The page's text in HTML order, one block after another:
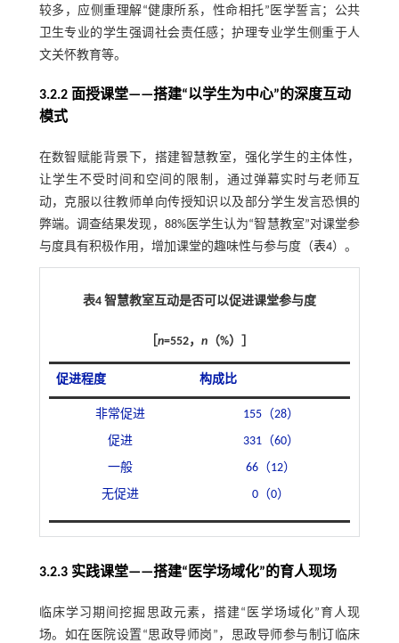
较多，应侧重理解“健康所系，性命相托”医学誓言；公共
卫生专业的学生强调社会责任感；护理专业学生侧重于人
文关怀教育等。
3.2.2 面授课堂——搭建“以学生为中心”的深度互动
模式
在数智赋能背景下，搭建智慧教室，强化学生的主体性，
让学生不受时间和空间的限制，通过弹幕实时与老师互
动，克服以往教师单向传授知识以及部分学生发言恐惧的
弊端。调查结果发现，88%医学生认为“智慧教室”对课堂参
与度具有积极作用，增加课堂的趣味性与参与度（表4）。
表4 智慧教室互动是否可以促进课堂参与度
［n=552， n（%）］
促进程度 构成比
非常促进
促进
一般
无促进
155（28）
331（60）
66（12）
0（0）
3.2.3 实践课堂——搭建“医学场域化”的育人现场
临床学习期间挖掘思政元素，搭建“医学场域化”育人现
场。如在医院设置“思政导师岗”，思政导师参与制订临床